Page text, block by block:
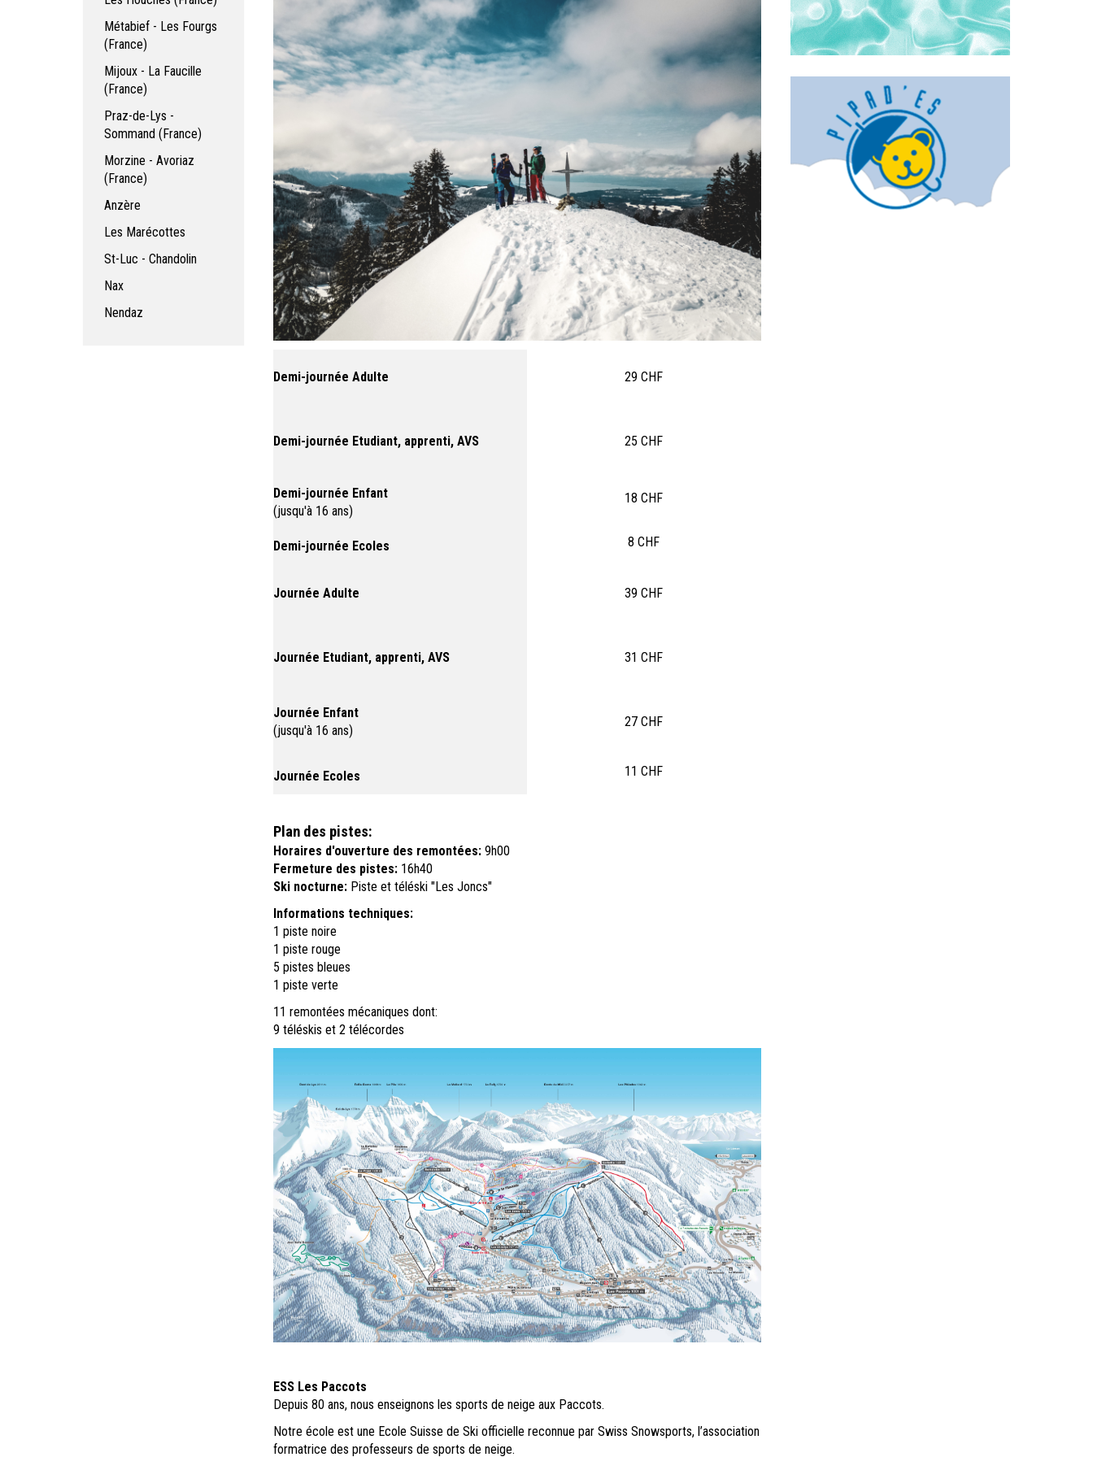
Métabief - Les Fourgs
(France)
Mijoux - La Faucille
(France)
Praz-de-Lys -
Sommand (France)
Morzine - Avoriaz
(France)
Anzère
Les Marécottes
St-Luc - Chandolin
Nax
Nendaz
Demi-journée Adulte 29 CHF
Demi-journée Etudiant, apprenti, AVS 25 CHF
Demi-journée Enfant
(jusqu'à 16 ans)
18 CHF
Demi-journée Ecoles 8 CHF
Journée Adulte 39 CHF
Journée Etudiant, apprenti, AVS 31 CHF
Journée Enfant
(jusqu'à 16 ans)
27 CHF
Journée Ecoles 11 CHF
Plan des pistes:
Horaires d'ouverture des remontées: 9h00
Fermeture des pistes: 16h40
Ski nocturne: Piste et téléski "Les Joncs"
Informations techniques:
1 piste noire
1 piste rouge
5 pistes bleues
1 piste verte
11 remontées mécaniques dont:
9 téléskis et 2 télécordes
ESS Les Paccots
Depuis 80 ans, nous enseignons les sports de neige aux Paccots.
Notre école est une Ecole Suisse de Ski officielle reconnue par Swiss Snowsports, l’association
formatrice des professeurs de sports de neige.